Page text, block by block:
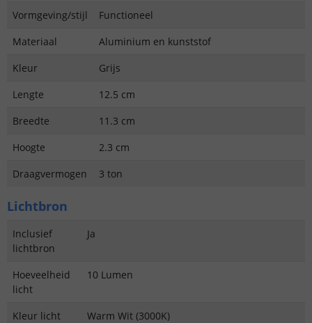
Vormgeving/stijl
Functioneel
Materiaal
Aluminium en kunststof
Kleur
Grijs
Lengte
12.5 cm
Breedte
11.3 cm
Hoogte
2.3 cm
Draagvermogen
3 ton
Lichtbron
Inclusief
lichtbron
Ja
Hoeveelheid
licht
10 Lumen
Kleur licht
Warm Wit (3000K)